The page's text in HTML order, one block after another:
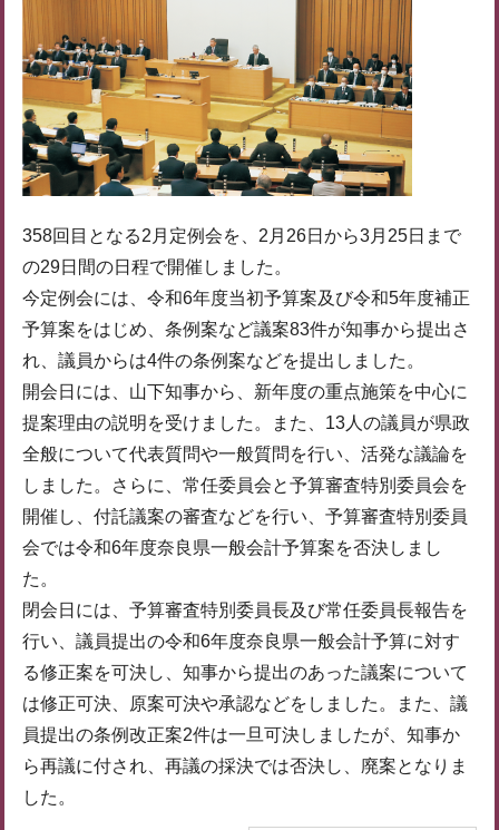
358回目となる2月定例会を、2月26日から3月25日まで
の29日間の日程で開催しました。
今定例会には、令和6年度当初予算案及び令和5年度補正
予算案をはじめ、条例案など議案83件が知事から提出さ
れ、議員からは4件の条例案などを提出しました。
開会日には、山下知事から、新年度の重点施策を中心に
提案理由の説明を受けました。また、13人の議員が県政
全般について代表質問や一般質問を行い、活発な議論を
しました。さらに、常任委員会と予算審査特別委員会を
開催し、付託議案の審査などを行い、予算審査特別委員
会では令和6年度奈良県一般会計予算案を否決しまし
た。
閉会日には、予算審査特別委員長及び常任委員長報告を
行い、議員提出の令和6年度奈良県一般会計予算に対す
る修正案を可決し、知事から提出のあった議案について
は修正可決、原案可決や承認などをしました。また、議
員提出の条例改正案2件は一旦可決しましたが、知事か
ら再議に付され、再議の採決では否決し、廃案となりま
した。